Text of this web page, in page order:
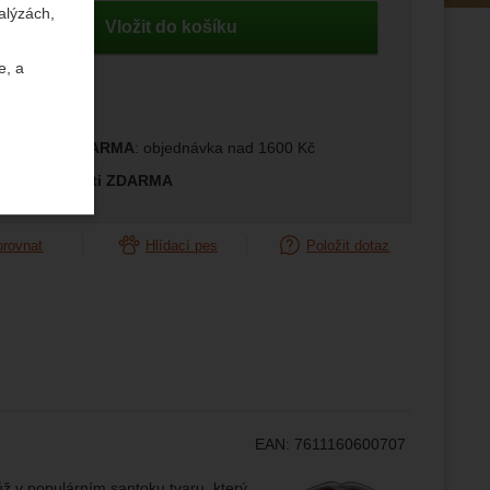
a
Vložit do košíku
ČR ZDARMA: objednávka nad 1600 Kč
velikosti ZDARMA
Hlídací pes Položit dotaz
EAN: 7611160600707